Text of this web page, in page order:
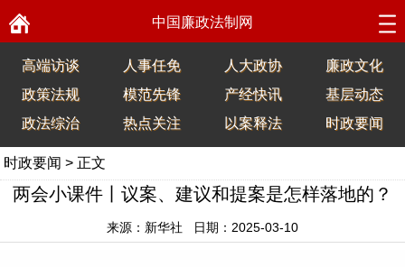
中国廉政法制网
高端访谈 人事任免 人大政协
廉政文化
政策法规
模范先锋 产经快讯
基层动态
政法综治
热点关注 以案释法 时政要闻
时政要闻 > 正文
两会小课件丨议案、建议和提案是怎样落地的？
来源：新华社 日期：2025-03-10